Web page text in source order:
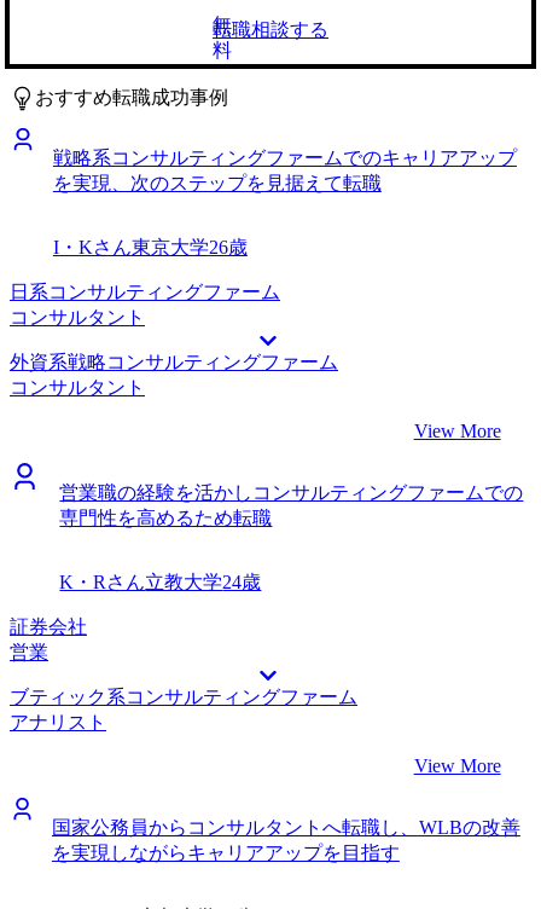
より良かったです。面接いただいたコンサルタントのほとん
どの方が「クライアントに感謝される仕事だ」とおっしゃっ
ており、他社貢献を実感できる仕事がしたいという自分の思
いと合致していました。 前職が忙しいことを理由に、転職
活動に時間を回せないタイミングがあったことが反省点で
す。時間がない中でも効率的に面接準備をするやり方を模索
するべきでした。 転職前は年収1000万円、転職後は年収
アサインされたので、まずはこのプロジェクトでしっかりと
結果を残したいと考えています。長期的にはパートナーまで
昇進することを目指し、専門性を高めていきたいと思ってい
ます。
れません。 それであればフラットにプロジェクトに向き合
って新しいスキルが身につく環境が良いと考え、コンサル転
職を考えました。また、SCMという領域自体は好きなの
で、その中でさらに上流にチャレンジしたい思いもありまし
た。 5社です。 年齢的に未経験での転職はかなり厳しいとい
うことは覚悟していましたが、担当いただいた稲田さんが直
近で40歳のコンサルタント未経験の方を大手ファームに支援
した実績をお持ちであったことから、そのノウハウを提供い
は、年齢の部分で難色を示されることもあったのですが、
ティングファームへ転職に臨めると感じました。 30後半は
ポテンシャルは見てもらえず、即戦力性をどれだけアピール
できるか、ということを口酸っぱく叩き込んでいただきまし
た。現実的なアドバイスを頂けたことで、地に足つけた準備
ができたのではないかと振り返っています。 即戦力性をア
正でかなり助けていただきました。コンサルファームの
SCM部門での案件事例を踏まえ、今までの経験をどうコン
サルで活かすのかというストーリー作りに協力いただき、非
常にありがたかったです。 そもそも書類選考すら通らない
されたことです。一時期WMS導入に携わっていましたが、
コンサルタントの現場でも活きるはずと稲田さんにご指摘い
ただき、書類でもプッシュしたのが効果的だったと分析して
います。面接でもWMS関連の話はかなり感触が良かったの
で、プロの力を借りて正解だったと思っています。 いまさ
ら言っても仕方がないですが、後5年早く転職活動していた
らもっと楽だったと思います。たまたま今の採用ニーズと合
今回の内定はなかったのではないかと思いました。 転職前
は年収800万円、転職後は年収1100万円になりました。 マネ
ージャーという望外のオファーをいただき、うれしいのと同
時に正直かなり緊張している部分があります。自分の下で働
無
料
転職相談する
おすすめ転職成功事例
戦略系コンサルティングファームでのキャリアアップ
を実現、次のステップを見据えて転職
I・Kさん東京大学26歳
日系コンサルティングファーム
コンサルタント
外資系戦略コンサルティングファーム
コンサルタント
View More
営業職の経験を活かしコンサルティングファームでの
専門性を高めるため転職
K・Rさん立教大学24歳
証券会社
営業
ブティック系コンサルティングファーム
アナリスト
View More
国家公務員からコンサルタントへ転職し、WLBの改善
を実現しながらキャリアアップを目指す